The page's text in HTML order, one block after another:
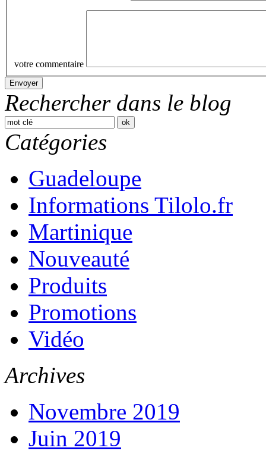
votre commentaire
Rechercher dans le blog
Catégories
Guadeloupe
Informations Tilolo.fr
Martinique
Nouveauté
Produits
Promotions
Vidéo
Archives
Novembre 2019
Juin 2019